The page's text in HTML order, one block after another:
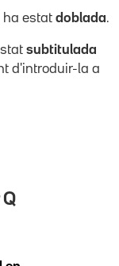
ha estat doblada.
subtitulada
d'introduir-la a
Q